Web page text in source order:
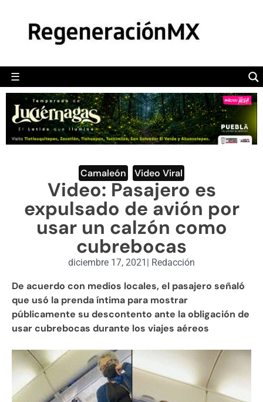
☰
POLÍTICA
CAMALEÓN
OPINIÓN
DEPORTES
ENGLISH SECTION
VIDEOS
Camaleón Video Viral
Video: Pasajero es
expulsado de avión por
usar un calzón como
cubrebocas
diciembre 17, 2021 | Redacción
De acuerdo con medios locales, el pasajero señaló
que usó la prenda íntima para mostrar
públicamente su descontento ante la obligación de
usar cubrebocas durante los viajes aéreos